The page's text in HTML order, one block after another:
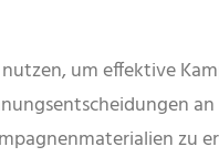
um effektive
zu